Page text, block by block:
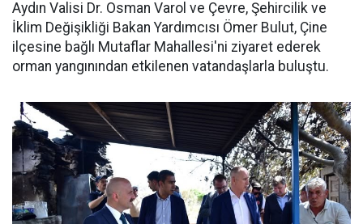
Aydın Valisi Dr. Osman Varol ve Çevre, Şehircilik ve
İklim Değişikliği Bakan Yardımcısı Ömer Bulut, Çine
ilçesine bağlı Mutaflar Mahallesi'ni ziyaret ederek
orman yangınından etkilenen vatandaşlarla buluştu.